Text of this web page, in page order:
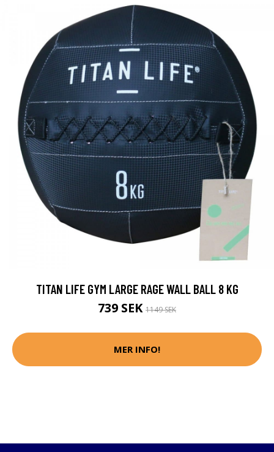
TITAN LIFE GYM LARGE RAGE WALL BALL 8 KG
739 SEK 1149 SEK
MER INFO!